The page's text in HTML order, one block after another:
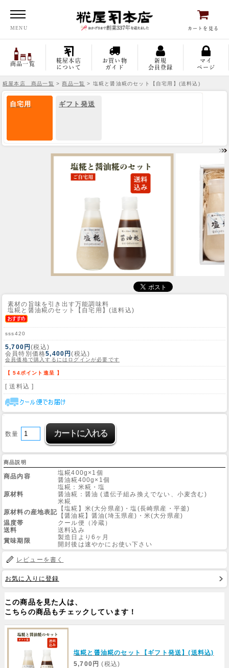
MENU
Site
カートを見る
商品一覧
糀屋本店
について
お買い物
ガイド
新規
会員登録
マイ
ページ
糀屋本店 商品一覧 >商品一覧 > 塩糀と醤油糀のセット【自宅用】(送料込)
自宅用 ギフト発送
素材の旨味を引き出す万能調味料
塩糀と醤油糀のセット【自宅用】(送料込)
sss420
5,700円(税込)
会員特別価格5,400円(税込)
会員価格で購入するにはログインが必要です
【 54ポイント進呈 】
[ 送料込 ]
数量
商品説明
商品内容
塩糀400g×1個
醤油糀400g×1個
原材料
塩糀：米糀・塩
醤油糀：醤油 (遺伝子組み換えでない、小麦含む)
米糀
原材料の産地表記 【塩糀】米(大分県産)・塩(長崎県産・平釜)
【醤油糀】醤油(埼玉県産)・米(大分県産)
温度帯
クール便（冷蔵）
送料
送料込み
賞味期限
製造日より6ヶ月
開封後は速やかにお使い下さい
レビューを書く
お気に入りに登録
この商品を見た人は、
こちらの商品もチェックしています！
塩糀と醤油糀のセット【ギフト発送】(送料込)
5,700円 (税込)